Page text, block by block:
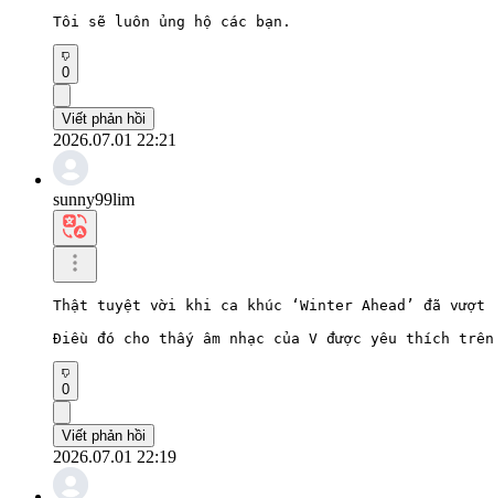
Tôi sẽ luôn ủng hộ các bạn.
0
Viết phản hồi
2026.07.01 22:21
sunny99lim
Thật tuyệt vời khi ca khúc ‘Winter Ahead’ đã
Điều đó cho thấy âm nhạc của V được yêu thích
0
Viết phản hồi
2026.07.01 22:19